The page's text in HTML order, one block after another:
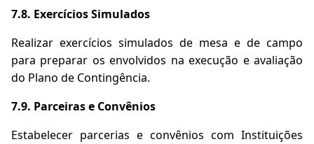
7.8. Exercícios Simulados
Realizar exercícios simulados de mesa e de campo
para preparar os envolvidos na execução e avaliação
do Plano de Contingência.
7.9. Parceiras e Convênios
Estabelecer parcerias e convênios com Instituições